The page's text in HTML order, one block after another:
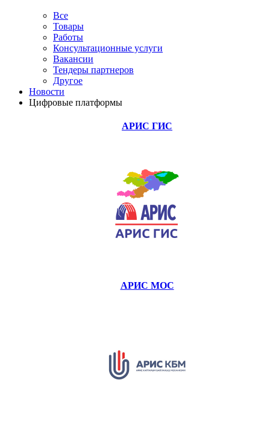
Все
Товары
Работы
Консультационные услуги
Вакансии
Тендеры партнеров
Другое
Новости
Цифровые платформы
АРИС ГИС
АРИС МОС